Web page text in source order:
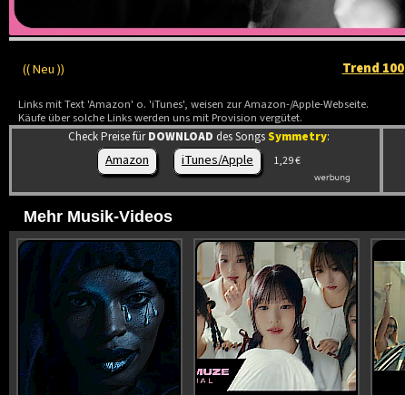
(( Neu )) Trend 100
Links mit Text 'Amazon' o. 'iTunes', weisen zur Amazon-/Apple-Webseite.
Käufe über solche Links werden uns mit Provision vergütet.
Check Preise fürDOWNLOAD des Songs Symmetry:
Amazon iTunes/Apple 1,29 €
Mehr Musik-Videos